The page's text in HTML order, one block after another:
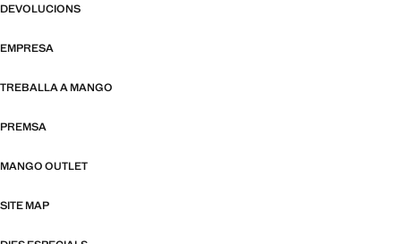
DEVOLUCIONS
EMPRESA
TREBALLA A MANGO
PREMSA
MANGO OUTLET
SITE MAP